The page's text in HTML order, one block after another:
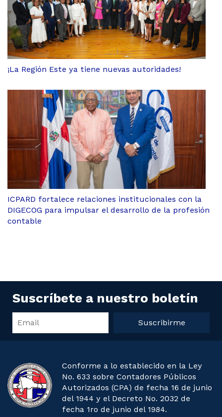
¡La Región Este ya tiene nuevas autoridades!
ICPARD fortalece relaciones institucionales con la
DIGECOG para impulsar el desarrollo de la profesión
contable
Suscríbete a nuestro boletín
Suscribirme
Conforme a lo establecido en la Ley
No. 633 sobre Contadores Públicos
Autorizados (CPA) de fecha 16 de junio
del 1944 y el Decreto No. 2032 de
fecha 1ro de junio del 1984.